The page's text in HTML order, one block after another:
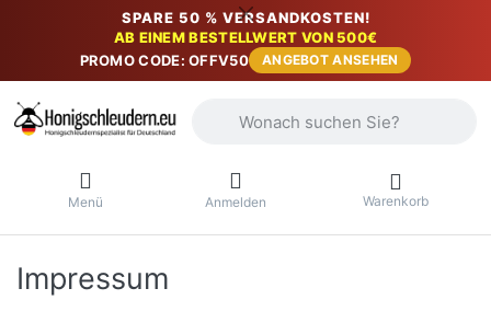
SPARE 50 % VERSANDKOSTEN!
AB EINEM BESTELLWERT VON 500€
PROMO CODE: OFFV50
ANGEBOT ANSEHEN
Menü Anmelden Warenkorb
Impressum